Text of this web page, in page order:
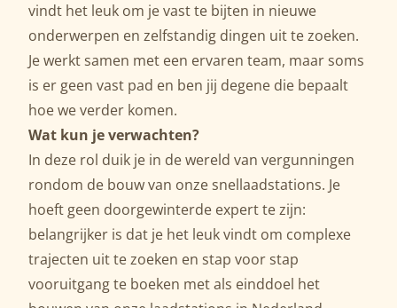
vindt het leuk om je vast te bijten in nieuwe
onderwerpen en zelfstandig dingen uit te zoeken.
Je werkt samen met een ervaren team, maar soms
is er geen vast pad en ben jij degene die bepaalt
hoe we verder komen.
Wat kun je verwachten?
In deze rol duik je in de wereld van vergunningen
rondom de bouw van onze snellaadstations. Je
hoeft geen doorgewinterde expert te zijn:
belangrijker is dat je het leuk vindt om complexe
trajecten uit te zoeken en stap voor stap
vooruitgang te boeken met als einddoel het